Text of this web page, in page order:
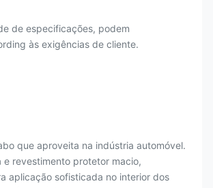
de especificações, podem
às exigências de cliente.
que aproveita na indústria automóvel.
e revestimento protetor macio,
aplicação sofisticada no interior dos